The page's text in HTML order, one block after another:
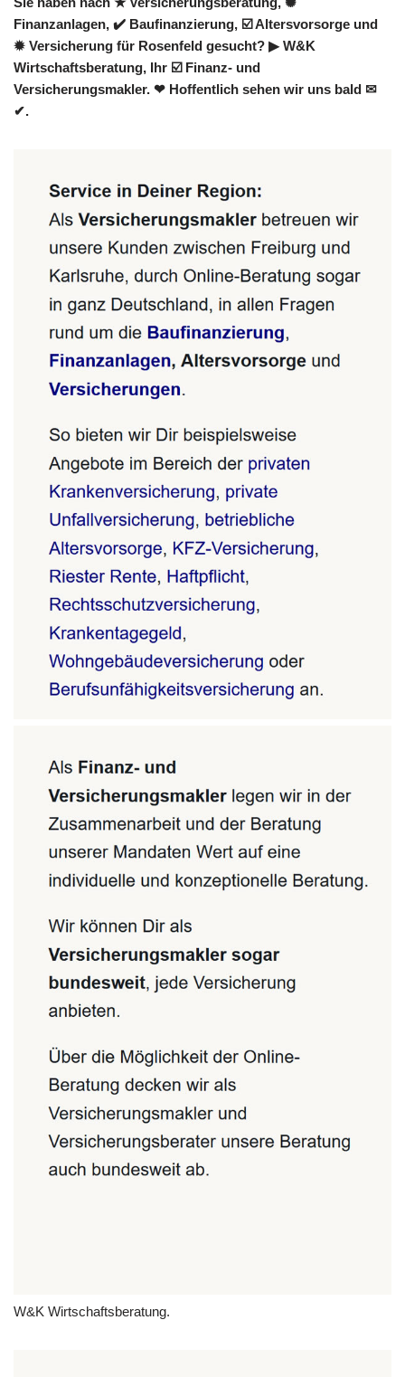
Finanzanlagen, ✔️ Baufinanzierung, ☑️ Altersvorsorge und
✹ Versicherung für Rosenfeld gesucht? ▶︎ W&K
Wirtschaftsberatung, Ihr ☑️ Finanz- und
Versicherungsmakler. ❤ Hoffentlich sehen wir uns bald ✉
✔.
W&K Wirtschaftsberatung.